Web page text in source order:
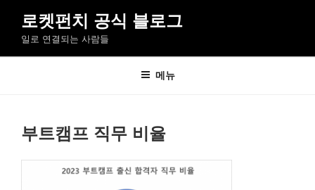
로
로켓펀치 공식 블로그
일로 연결되는 사람들
메뉴
부트캠프 직무 비율